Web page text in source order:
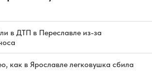
в ДТП в Переславле из-за
как в Ярославле легковушка сбила